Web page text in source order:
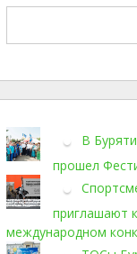
В
прошел
приглашают
международном